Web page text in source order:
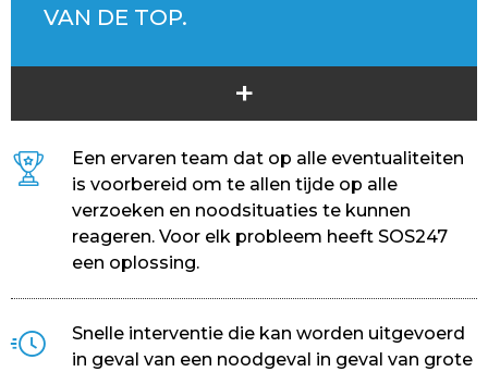
VAN DE TOP.
+
Een ervaren team dat op alle eventualiteiten
is voorbereid om te allen tijde op alle
verzoeken en noodsituaties te kunnen
reageren. Voor elk probleem heeft SOS247
een oplossing.
Snelle interventie die kan worden uitgevoerd
in geval van een noodgeval in geval van grote